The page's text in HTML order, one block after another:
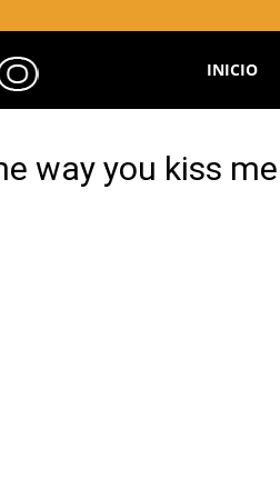
INICIO
way you kiss